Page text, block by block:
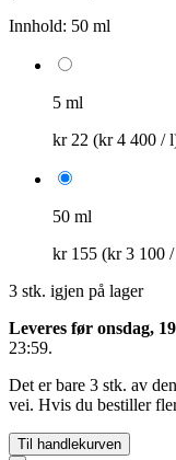
Innhold: 50 ml
5 ml
kr 22 (kr 4 400 /
50 ml
kr 155 (kr 3 100
3 stk. igjen på lager
Leveres før onsdag,
23:59.
Det er bare 3 stk. av
vei. Hvis du bestiller
Til handlekurven